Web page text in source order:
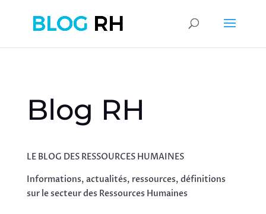
Blog RH
LE BLOG DES RESSOURCES HUMAINES
Informations, actualités, ressources, définitions
sur le secteur des Ressources Humaines